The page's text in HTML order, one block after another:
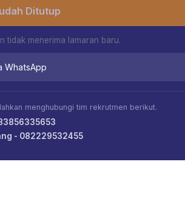
Ditutup
tidak menerima lamaran baru.
WhatsApp
menghubungi tim rekrutmen berikut.
- 082229532455